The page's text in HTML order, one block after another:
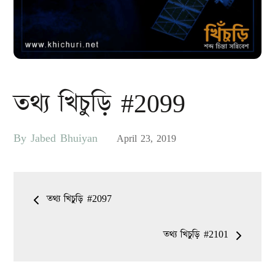
তথ্য খিচুড়ি #2099
ByJabed Bhuiyan
Posted
April 23, 2019
Postতথ্য খিচুড়ি #2097
তথ্য খিচুড়ি #2101